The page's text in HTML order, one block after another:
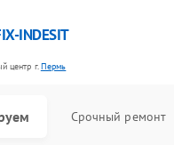
INDESIT
центр г.Пермь
Срочный ремонт